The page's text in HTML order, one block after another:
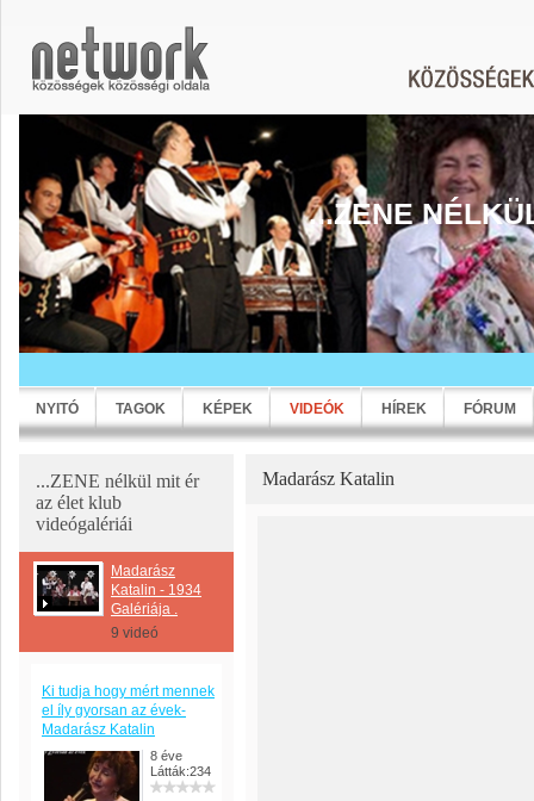
...ZENE
NYITÓ TAGOK KÉPEK VIDEÓK HÍREK FÓRUM
...ZENE nélkül mit ér
az élet klub
videógalériái
Madarász
Katalin - 1934
Galériája .
9 videó
Ki tudja hogy mért mennek
el íly gyorsan az évek-
Madarász Katalin
8 éve
Látták:234
Madarász Katalin